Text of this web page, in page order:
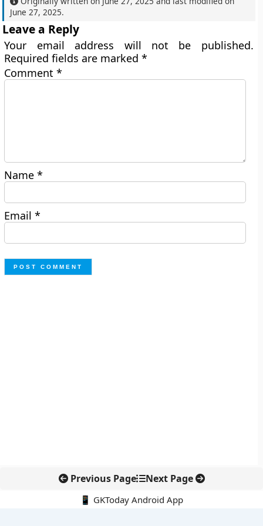
June 27, 2025.
Leave a Reply
Your email address will not be published.
Required fields are marked*
Comment*
Name*
Email*
Previous Page Next Page
📱 GKToday Android App